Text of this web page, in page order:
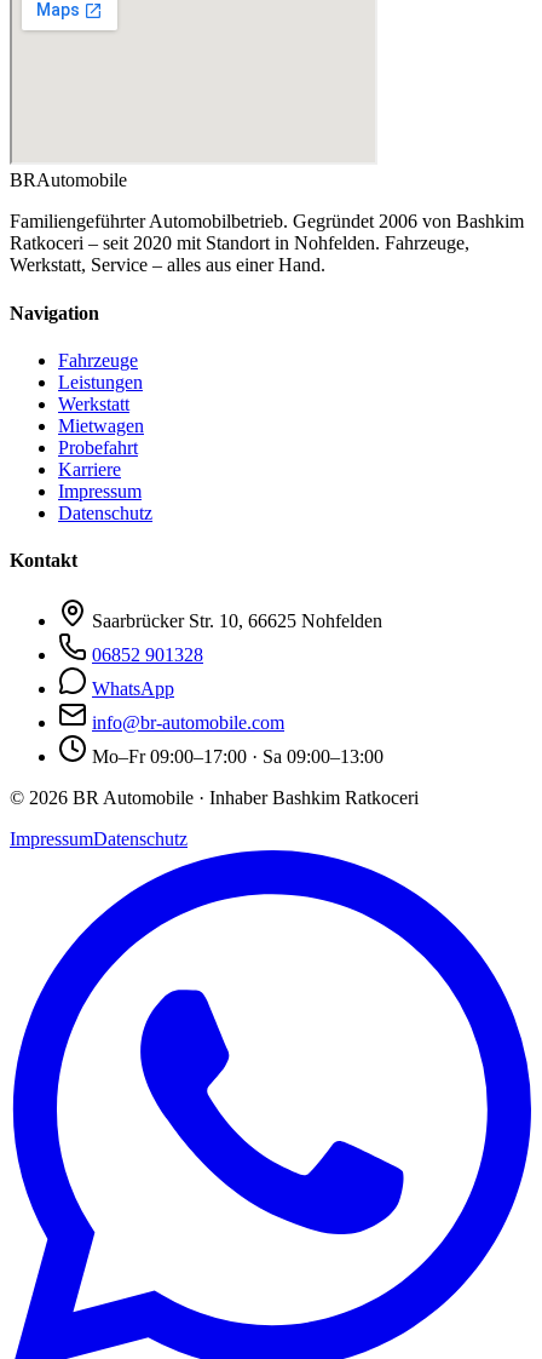
BRAutomobile
Familiengeführter Automobilbetrieb. Gegründet 2006 von Bashkim
Ratkoceri – seit 2020 mit Standort in Nohfelden. Fahrzeuge,
Werkstatt, Service – alles aus einer Hand.
Navigation
Fahrzeuge
Leistungen
Werkstatt
Mietwagen
Probefahrt
Karriere
Impressum
Datenschutz
Kontakt
Saarbrücker Str. 10, 66625 Nohfelden
06852 901328
WhatsApp
info@br-automobile.com
Mo–Fr 09:00–17:00 · Sa 09:00–13:00
© 2026 BR Automobile · Inhaber Bashkim Ratkoceri
ImpressumDatenschutz